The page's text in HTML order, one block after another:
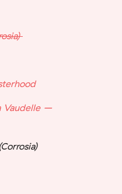
Vaudelle –